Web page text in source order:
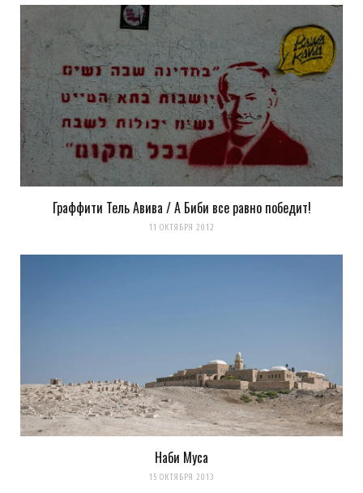
Граффити Тель Авива / А Биби все равно победит!
11 ОКТЯБРЯ 2012
Наби Муса
15 ОКТЯБРЯ 2013